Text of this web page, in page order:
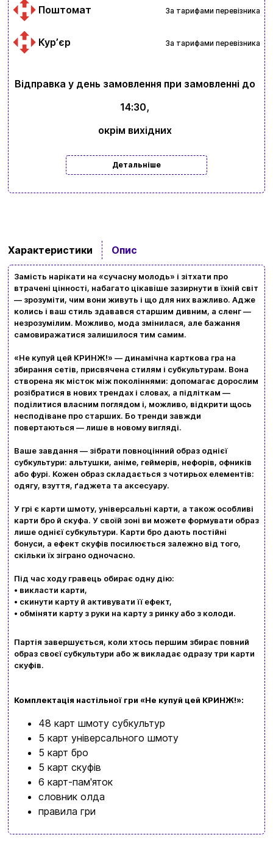
Поштомат За тарифами перевізника
Курʼєр За тарифами перевізника
Відправка у день замовлення при замовленні до
14:30,
окрім вихідних
Детальніше
Характеристики Опис
Замість нарікати на «сучасну молодь» і зітхати про
втрачені цінності, набагато цікавіше зазирнути в їхній світ
— зрозуміти, чим вони живуть і що для них важливо. Адже
колись і ваш стиль здавався старшим дивним, а сленг —
незрозумілим. Можливо, мода змінилася, але бажання
самовиражатися залишилося тим самим.
«Не купуй цей КРИНЖ!» — динамічна карткова гра на
збирання сетів, присвячена стилям і субкультурам. Вона
створена як місток між поколіннями: допомагає дорослим
розібратися в нових трендах і словах, а підліткам —
поділитися власним поглядом і, можливо, відкрити щось
несподіване про старших. Бо тренди завжди
повертаються — лише в новому вигляді.
Ваше завдання — зібрати повноцінний образ однієї
субкультури: альтушки, аніме, геймерів, нефорів, офників
або фурі. Кожен образ складається з чотирьох елементів:
одягу, взуття, ґаджета та аксесуару.
У грі є карти шмоту, універсальні карти, а також особливі
карти бро й скуфа. У своїй зоні ви можете формувати образ
лише однієї субкультури. Карти бро дають постійні
бонуси, а ефект скуфів посилюється залежно від того,
скільки їх зіграно одночасно.
Під час ходу гравець обирає одну дію:
• викласти карти,
• скинути карту й активувати її ефект,
• обміняти карту з руки на карту з ринку або з колоди.
Партія завершується, коли хтось першим збирає повний
образ своєї субкультури або ж викладає одразу три карти
скуфів.
Комплектація настільної гри «Не купуй цей КРИНЖ!»:
48 карт шмоту субкультур
5 карт універсального шмоту
5 карт бро
5 карт скуфів
6 карт-пам'яток
словник олда
правила гри
Вхід Реєстрація
Бренди
Новини та статті
Повернення та обмін товарів
Політика конфіденційності
Контакти
+380996393746
+380634324164
Замовити дзвінок
UA ㅤRU
Ваш кошик зараз порожній
Перегляньте асортимент нашого магазину і ви
обовʼязково знайдете щось цікавеньке